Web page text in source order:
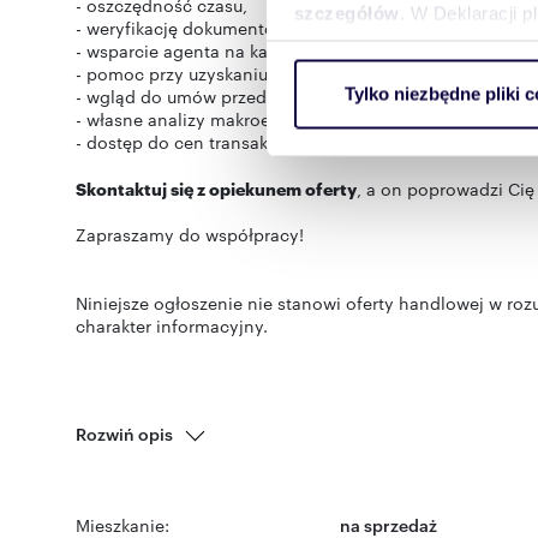
szczegółów . W Deklaracji
ruch w naszej witrynie.
reklamowym i
uzyskanymi podczas
Tylko niezbędne pliki
- oszczędność czasu,
- weryfikację dokumentów od strony formalno-prawnej,
- wsparcie agenta na każdym etapie transakcji,
- pomoc przy uzyskaniu kredytu hipotecznego w
- wgląd do umów przed zawarciem aktu notarialnego u
- własne analizy makroekonomiczne i raporty z
- dostęp do cen transakcyjnych z okolicy.
Skontaktuj się z opiekunem oferty, a on poprowadzi
Zapraszamy do współpracy!
Niniejsze ogłoszenie nie stanowi oferty handlowej w
charakter informacyjny.
Rozwiń opis
Mieszkanie: na sprzedaż